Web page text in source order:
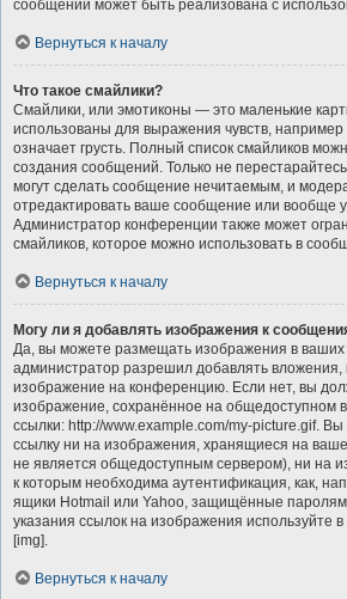
сообщений может быть реализована с
Вернуться к началу
Что такое смайлики?
Смайлики, или эмотиконы — это маленькие
использованы для выражения чувств, например
означает грусть. Полный список смайликов
создания сообщений. Только не
могут сделать сообщение нечитаемым, и
отредактировать ваше сообщение или вообще
Администратор конференции также может
смайликов, которое можно использовать в
Вернуться к началу
Могу ли я добавлять изображения к
Да, вы можете размещать изображения в
администратор разрешил добавлять вложения,
изображение на конференцию. Если нет, вы
изображение, сохранённое на общедоступном
ссылки: http://www.example.com/my-picture.gif.
ссылку ни на изображения, хранящиеся на
не является общедоступным сервером), ни на
к которым необходима аутентификация, как,
ящики Hotmail или Yahoo, защищённые
указания ссылок на изображения используйте
[img].
Вернуться к началу